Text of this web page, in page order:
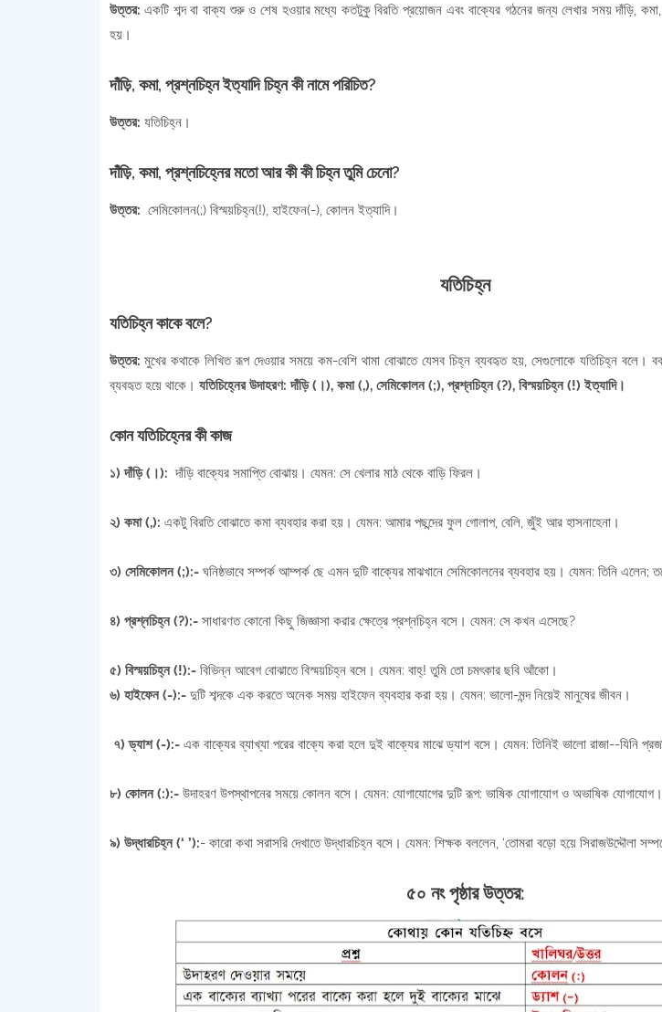
উত্তর:একটি শব্দ বা বাক্য শুরু ও শেষ হওয়ার মধ্যে কতটুকু বিরতি প্রয়োজন এবং বাক্যের গঠনের জন্য লেখার সময় দাঁড়ি,
হয়।
দাঁড়ি, কমা, প্রশ্নচিহ্ন ইত্যাদি চিহ্ন কী নামে পরিচিত?
উত্তর: যতিচিহ্ন।
দাঁড়ি, কমা, প্রশ্নচিহ্নের মতো আর কী কী চিহ্ন তুমি চেনো?
উত্তর: সেমিকোলন(;) বিস্ময়চিহ্ন(!), হাইফেন(-), কোলন ইত্যাদি।
যতিচিহ্ন
যতিচিহ্ন কাকে বলে?
উত্তর:মুখের কথাকে লিখিত রূপ দেওয়ার সময়ে কম-বেশি থামা বোঝাতে যেসব চিহ্ন ব্যবহৃত হয়, সেগুলোকে যতিচিহ্ন বলে।
ব্যবহৃত হয়ে থাকে। যতিচিহ্নের উদাহরণ: দাঁড়ি (।), কমা (,), সেমিকোলন (;), প্রশ্নচিহ্ন (?), বিস্ময়চিহ্ন (!) ইত্যাদি।
কোন যতিচিহ্নের কী কাজ
১) দাঁড়ি (।):দাঁড়ি বাক্যের সমাপ্তি বোঝায়। যেমন: সে খেলার মাঠ থেকে বাড়ি ফিরল।
২) কমা (,): একটু বিরতি বোঝাতে কমা ব্যবহার করা হয়। যেমন: আমার পছন্দের ফুল গোলাপ, বেলি, জুঁই আর হাসনাহেনা।
৩) সেমিকোলন (;):-ঘনিষ্ঠভাবে সম্পর্ক আম্পর্ক ছে এমন দুটি বাক্যের মাঝখানে সেমিকোলনের ব্যবহার হয়। যেমন: তিনি এলেন;
৪) প্রশ্নচিহ্ন (?):-সাধারণত কোনো কিছু জিজ্ঞাসা করার ক্ষেত্রে প্রশ্নচিহ্ন বসে। যেমন: সে কখন এসেছে?
৫) বিস্ময়চিহ্ন (!):-বিভিন্ন আবেগ বোঝাতে বিস্ময়চিহ্ন বসে। যেমন: বাহ্! তুমি তো চমৎকার ছবি আঁকো।
৬) হাইফেন (-):-দুটি শব্দকে এক করতে অনেক সময় হাইফেন ব্যবহার করা হয়। যেমন: ভালো-মন্দ নিয়েই মানুষের জীবন।
৭) ড্যাশ (-):-এক বাক্যের ব্যাখ্যা পরের বাক্যে করা হলে দুই বাক্যের মাঝে ড্যাশ বসে। যেমন: তিনিই ভালো রাজা--যিনি
৮) কোলন (:):-উদাহরণ উপস্থাপনের সময়ে কোলন বসে। যেমন: যোগাযোগের দুটি রূপ: ভাষিক যোগাযোগ ও অভাষিক যোগাযোগ।
৯) উদ্ধারচিহ্ন (‘ ’):- কারো কথা সরাসরি দেখাতে উদ্ধারচিহ্ন বসে। যেমন: শিক্ষক বললেন, ‘তোমরা বড়ো হয়ে সিরাজউদ্দৌলা
৫০ নং পৃষ্ঠার উত্তর: